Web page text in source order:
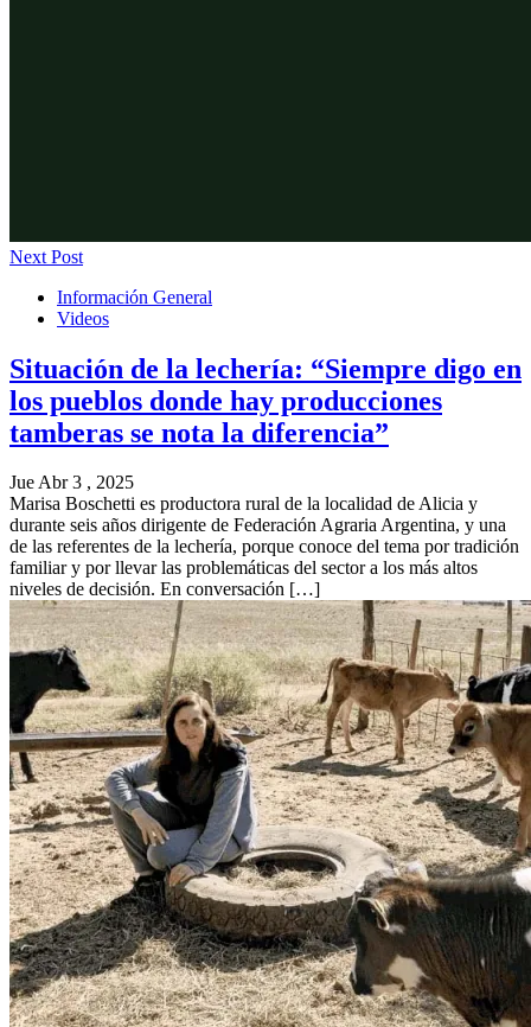
Next Post
Información General
Videos
Situación de la lechería: “Siempre digo en
los pueblos donde hay producciones
tamberas se nota la diferencia”
Jue Abr 3 , 2025
Marisa Boschetti es productora rural de la localidad de Alicia y
durante seis años dirigente de Federación Agraria Argentina, y una
de las referentes de la lechería, porque conoce del tema por tradición
familiar y por llevar las problemáticas del sector a los más altos
niveles de decisión. En conversación […]